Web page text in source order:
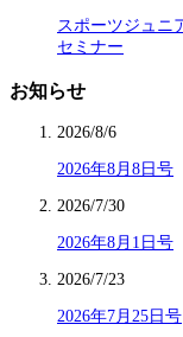
スポーツジュニ
セミナー
お知らせ
2026/8/6
2026年8月8日号
2026/7/30
2026年8月1日号
2026/7/23
2026年7月25日号